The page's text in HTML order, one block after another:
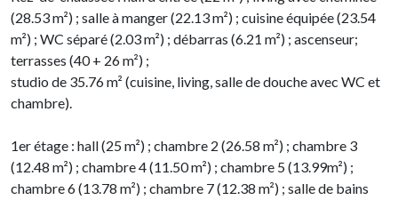
(28.53 m²) ; salle à manger (22.13 m²) ; cuisine équipée (23.54
m²) ; WC séparé (2.03 m²) ; débarras (6.21 m²) ; ascenseur;
terrasses (40 + 26 m²) ;
studio de 35.76 m² (cuisine, living, salle de douche avec WC et
chambre).
1er étage : hall (25 m²) ; chambre 2 (26.58 m²) ; chambre 3
(12.48 m²) ; chambre 4 (11.50 m²) ; chambre 5 (13.99m²) ;
chambre 6 (13.78 m²) ; chambre 7 (12.38 m²) ; salle de bains